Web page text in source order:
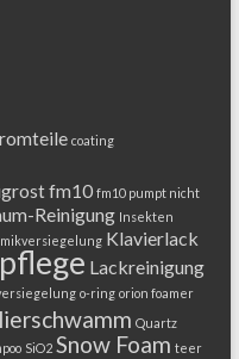
coating
fm10 fm10 pumpt nicht
Reinigung Insekten
Klavierlack
Lackreinigung
o-ring orion foamer
Quartz
SiO2 Snow Foam teer